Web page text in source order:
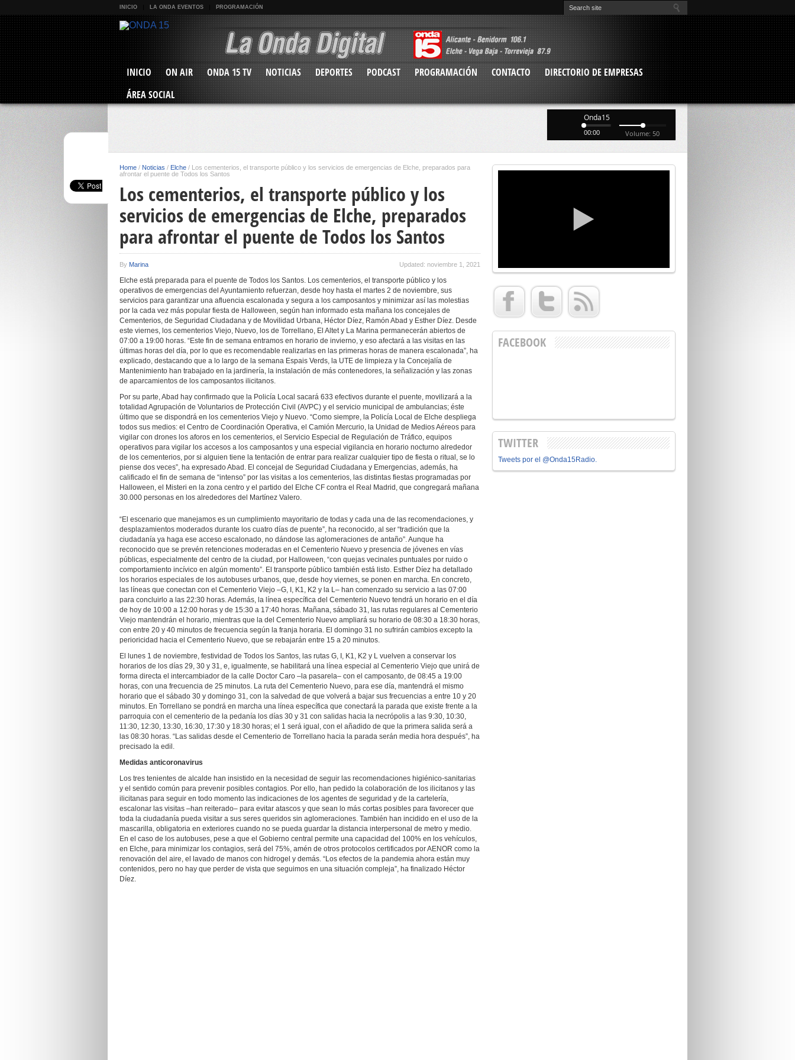
INICIO LA ONDA EVENTOS PROGRAMACIÓN
INICIO ON AIR ONDA 15 TV NOTICIAS DEPORTES PODCAST PROGRAMACIÓN CONTACTO
DIRECTORIO DE EMPRESAS
ÁREA SOCIAL
Onda15
00:00 Volume: 50
Home / Noticias / Elche / Los cementerios, el transporte público y los servicios de emergencias de Elche, preparados para
afrontar el puente de Todos los Santos
Los cementerios, el transporte público y los
servicios de emergencias de Elche, preparados
para afrontar el puente de Todos los Santos
By Marina Updated: noviembre 1, 2021
Elche está preparada para el puente de Todos los Santos. Los cementerios, el transporte público y los
operativos de emergencias del Ayuntamiento refuerzan, desde hoy hasta el martes 2 de noviembre, sus
servicios para garantizar una afluencia escalonada y segura a los camposantos y minimizar así las molestias
por la cada vez más popular fiesta de Halloween, según han informado esta mañana los concejales de
Cementerios, de Seguridad Ciudadana y de Movilidad Urbana, Héctor Díez, Ramón Abad y Esther Díez. Desde
este viernes, los cementerios Viejo, Nuevo, los de Torrellano, El Altet y La Marina permanecerán abiertos de
07:00 a 19:00 horas. “Este fin de semana entramos en horario de invierno, y eso afectará a las visitas en las
últimas horas del día, por lo que es recomendable realizarlas en las primeras horas de manera escalonada”, ha
explicado, destacando que a lo largo de la semana Espais Verds, la UTE de limpieza y la Concejalía de
Mantenimiento han trabajado en la jardinería, la instalación de más contenedores, la señalización y las zonas
de aparcamientos de los camposantos ilicitanos.
Por su parte, Abad hay confirmado que la Policía Local sacará 633 efectivos durante el puente, movilizará a la
totalidad Agrupación de Voluntarios de Protección Civil (AVPC) y el servicio municipal de ambulancias; éste
último que se dispondrá en los cementerios Viejo y Nuevo. “Como siempre, la Policía Local de Elche despliega
todos sus medios: el Centro de Coordinación Operativa, el Camión Mercurio, la Unidad de Medios Aéreos para
vigilar con drones los aforos en los cementerios, el Servicio Especial de Regulación de Tráfico, equipos
operativos para vigilar los accesos a los camposantos y una especial vigilancia en horario nocturno alrededor
de los cementerios, por si alguien tiene la tentación de entrar para realizar cualquier tipo de fiesta o ritual, se lo
piense dos veces”, ha expresado Abad. El concejal de Seguridad Ciudadana y Emergencias, además, ha
calificado el fin de semana de “intenso” por las visitas a los cementerios, las distintas fiestas programadas por
Halloween, el Misteri en la zona centro y el partido del Elche CF contra el Real Madrid, que congregará mañana
30.000 personas en los alrededores del Martínez Valero.
“El escenario que manejamos es un cumplimiento mayoritario de todas y cada una de las recomendaciones, y
desplazamientos moderados durante los cuatro días de puente”, ha reconocido, al ser “tradición que la
ciudadanía ya haga ese acceso escalonado, no dándose las aglomeraciones de antaño”. Aunque ha
reconocido que se prevén retenciones moderadas en el Cementerio Nuevo y presencia de jóvenes en vías
públicas, especialmente del centro de la ciudad, por Halloween, “con quejas vecinales puntuales por ruido o
comportamiento incívico en algún momento”. El transporte público también está listo. Esther Díez ha detallado
los horarios especiales de los autobuses urbanos, que, desde hoy viernes, se ponen en marcha. En concreto,
las líneas que conectan con el Cementerio Viejo –G, I, K1, K2 y la L– han comenzado su servicio a las 07:00
para concluirlo a las 22:30 horas. Además, la línea específica del Cementerio Nuevo tendrá un horario en el día
de hoy de 10:00 a 12:00 horas y de 15:30 a 17:40 horas. Mañana, sábado 31, las rutas regulares al Cementerio
Viejo mantendrán el horario, mientras que la del Cementerio Nuevo ampliará su horario de 08:30 a 18:30 horas,
con entre 20 y 40 minutos de frecuencia según la franja horaria. El domingo 31 no sufrirán cambios excepto la
perioricidad hacia el Cementerio Nuevo, que se rebajarán entre 15 a 20 minutos.
El lunes 1 de noviembre, festividad de Todos los Santos, las rutas G, I, K1, K2 y L vuelven a conservar los
horarios de los días 29, 30 y 31, e, igualmente, se habilitará una línea especial al Cementerio Viejo que unirá de
forma directa el intercambiador de la calle Doctor Caro –la pasarela– con el camposanto, de 08:45 a 19:00
horas, con una frecuencia de 25 minutos. La ruta del Cementerio Nuevo, para ese día, mantendrá el mismo
horario que el sábado 30 y domingo 31, con la salvedad de que volverá a bajar sus frecuencias a entre 10 y 20
minutos. En Torrellano se pondrá en marcha una línea específica que conectará la parada que existe frente a la
parroquia con el cementerio de la pedanía los días 30 y 31 con salidas hacia la necrópolis a las 9:30, 10:30,
11:30, 12:30, 13:30, 16:30, 17:30 y 18:30 horas; el 1 será igual, con el añadido de que la primera salida será a
las 08:30 horas. “Las salidas desde el Cementerio de Torrellano hacia la parada serán media hora después”, ha
precisado la edil.
Medidas anticoronavirus
Los tres tenientes de alcalde han insistido en la necesidad de seguir las recomendaciones higiénico-sanitarias
y el sentido común para prevenir posibles contagios. Por ello, han pedido la colaboración de los ilicitanos y las
ilicitanas para seguir en todo momento las indicaciones de los agentes de seguridad y de la cartelería,
escalonar las visitas –han reiterado– para evitar atascos y que sean lo más cortas posibles para favorecer que
toda la ciudadanía pueda visitar a sus seres queridos sin aglomeraciones. También han incidido en el uso de la
mascarilla, obligatoria en exteriores cuando no se pueda guardar la distancia interpersonal de metro y medio.
En el caso de los autobuses, pese a que el Gobierno central permite una capacidad del 100% en los vehículos,
en Elche, para minimizar los contagios, será del 75%, amén de otros protocolos certificados por AENOR como la
renovación del aire, el lavado de manos con hidrogel y demás. “Los efectos de la pandemia ahora están muy
contenidos, pero no hay que perder de vista que seguimos en una situación compleja”, ha finalizado Héctor
Díez.
FACEBOOK
TWITTER
Tweets por el @Onda15Radio.